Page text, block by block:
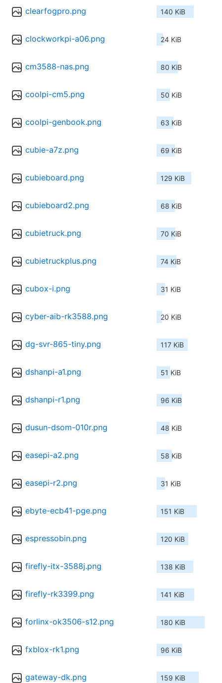
clearfogpro.png 140 KiB
clockworkpi-a06.png 24 KiB
cm3588-nas.png 80 KiB
coolpi-cm5.png 50 KiB
coolpi-genbook.png 63 KiB
cubie-a7z.png 69 KiB
cubieboard.png 129 KiB
cubieboard2.png 68 KiB
cubietruck.png 70 KiB
cubietruckplus.png 74 KiB
cubox-i.png 31 KiB
cyber-aib-rk3588.png 20 KiB
dg-svr-865-tiny.png 117 KiB
dshanpi-a1.png 51 KiB
dshanpi-r1.png 96 KiB
dusun-dsom-010r.png 48 KiB
easepi-a2.png 58 KiB
easepi-r2.png 31 KiB
ebyte-ecb41-pge.png 151 KiB
espressobin.png 120 KiB
firefly-itx-3588j.png 138 KiB
firefly-rk3399.png 141 KiB
forlinx-ok3506-s12.png 180 KiB
fxblox-rk1.png 96 KiB
gateway-dk.png 159 KiB